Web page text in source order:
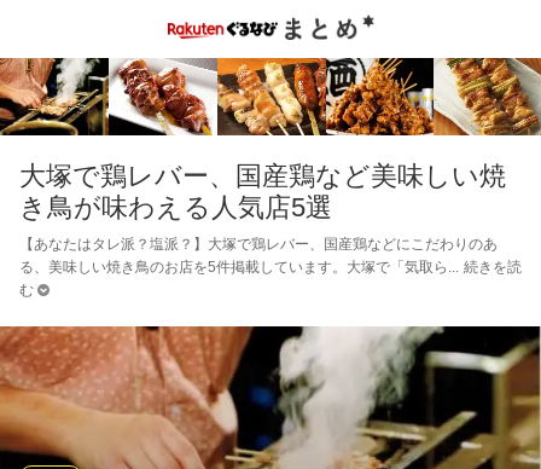
大塚で鶏レバー、国産鶏など美味しい焼
き鳥が味わえる人気店5選
【あなたはタレ派？塩派？】大塚で鶏レバー、国産鶏などにこだわりのあ
る、美味しい焼き鳥のお店を5件掲載しています。大塚で「気取ら
続きを読
む